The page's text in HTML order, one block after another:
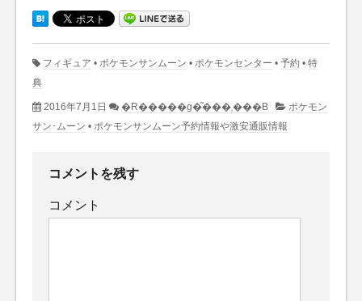
フィギュア • ポケモンサンムーン • ポケモンセンター • 予約 • 特
典
2016年7月1日 �R�����g�͂���܂���B
ポケモン
サン･ムーン • ポケモンサンムーン予約情報や激安通販情報
コメントを残す
コメント